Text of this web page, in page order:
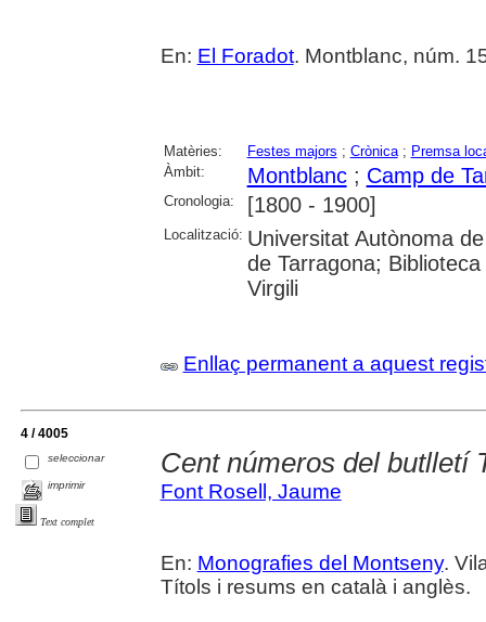
En: El Foradot. Montblanc, núm.
Matèries: Festes majors ; Crònica; Premsa
Àmbit:
Montblanc; Camp de
Cronologia: [1800 - 1900]
Localització: Universitat Autònoma
de Tarragona;
Virgili
Enllaç permanent a aquest
4 / 4005
seleccionar
imprimir
Text complet
Cent números del butlletí
Font Rosell, Jaume
En: Monografies del Montseny.
Títols i resums en català i anglès.